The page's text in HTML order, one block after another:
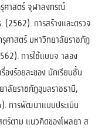
ศาสตร์ จุฬาลงกรณ์
การสร้างและตรวจ
ศาสตร์ มหาวิทยาลัยราชภัฏ
การใช้แบบจ าลอง
องร้อยละของ นักเรียนชั้น
ลัยราชภัฏอุบลราชธานี,
การพัฒนาแบบประเมิน
ร์ตาม แนวคิดของโพลยา ส